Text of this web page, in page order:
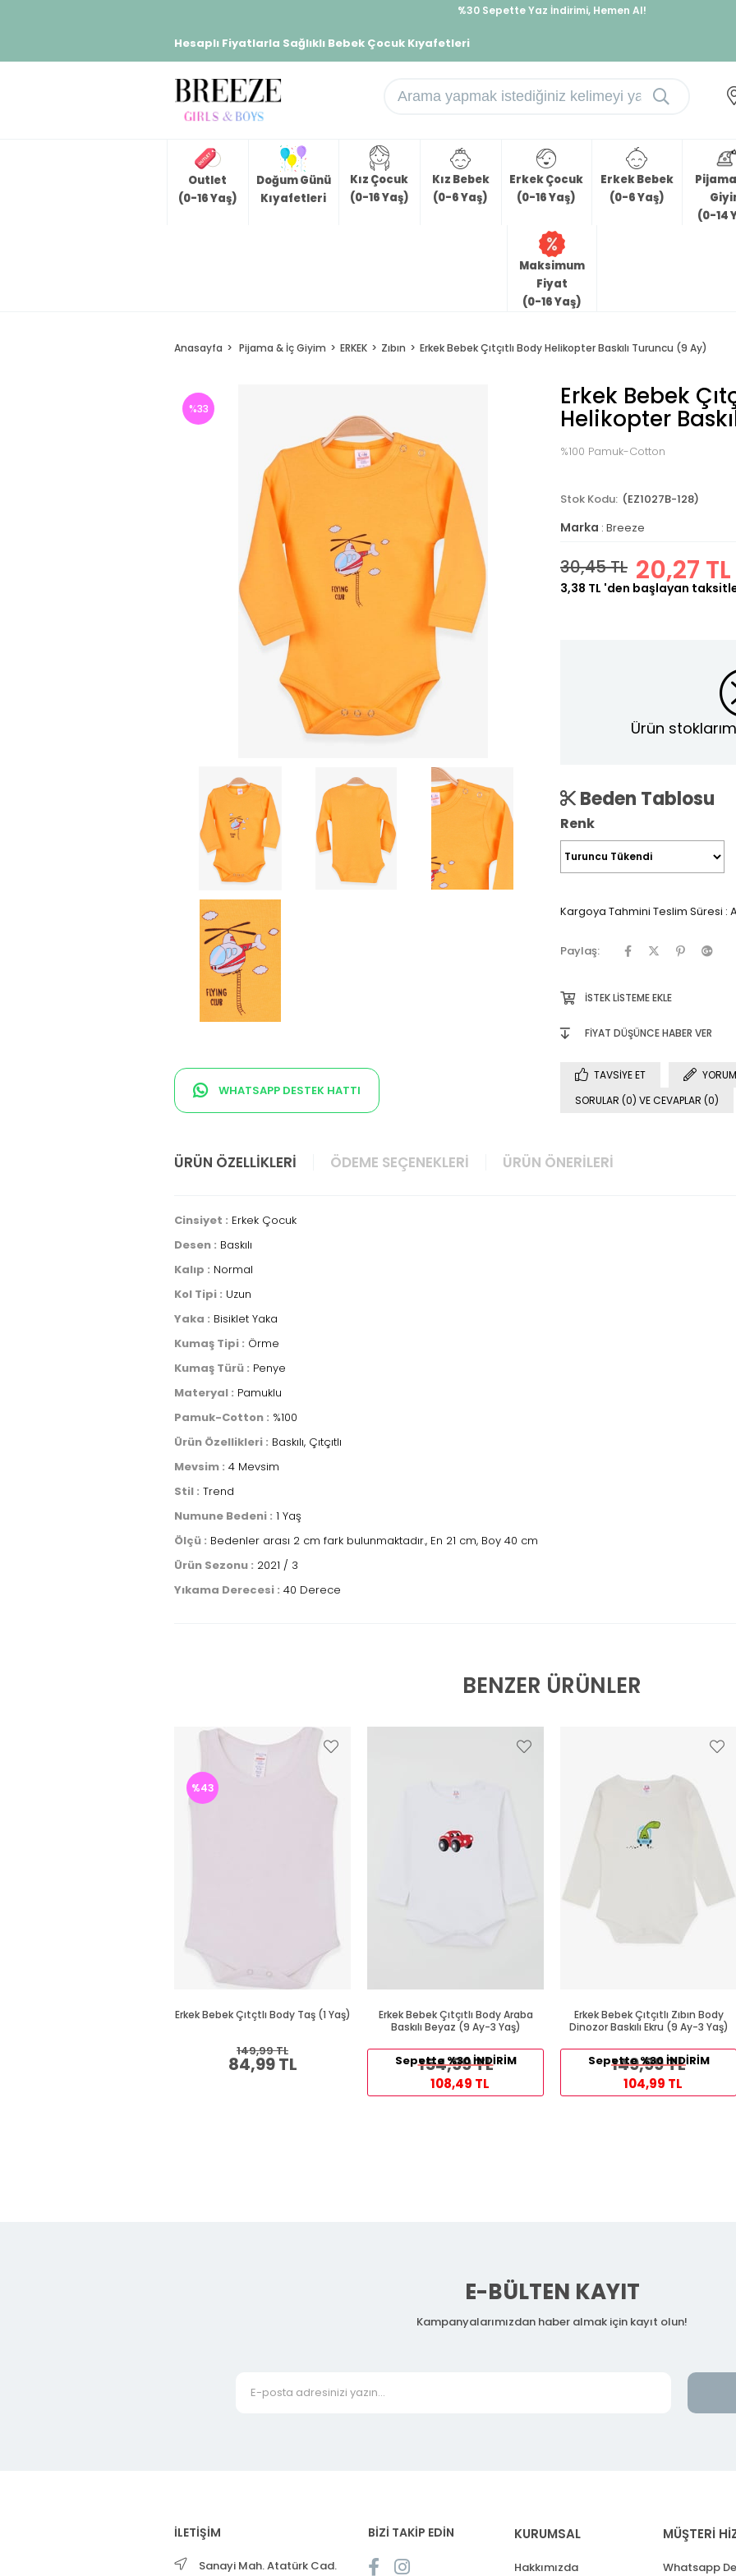
%30 Sepette Yaz İndirimi, Hemen Al!
Hesaplı Fiyatlarla Sağlıklı Bebek Çocuk Kıyafetleri
Outlet
(0-16 Yaş)
Doğum Günü
Kıyafetleri
Kız Çocuk
(0-16 Yaş)
Kız Bebek
(0-6 Yaş)
Erkek Çocuk
(0-16 Yaş)
Erkek Bebek
(0-6 Yaş)
(0-14
Maksimum
Fiyat
(0-16 Yaş)
Anasayfa Pijama & İç Giyim ERKEK Zıbın Erkek Bebek Çıtçıtlı Body Helikopter Baskılı Turuncu (9 Ay)
%33
WHATSAPP DESTEK HATTI
Erkek Bebek
Helikopter
%100 Pamuk-Cotton
(EZ1027B-128)
Marka : Breeze
30,45 TL 20,27 TL
3,38 TL 'den başlayan
Ürün
Beden Tablosu
Renk
Kargoya Tahmini Teslim Süresi :
Paylaş:
İSTEK LISTEME EKLE
FIYAT DÜŞÜNCE HABER VER
TAVSIYE ET
SORULAR (0) VE CEVAPLAR (0)
ÜRÜN ÖZELLIKLERI ÖDEME SEÇENEKLERI ÜRÜN ÖNERILERI
Cinsiyet : Erkek Çocuk
Desen : Baskılı
Kalıp : Normal
Kol Tipi : Uzun
Yaka : Bisiklet Yaka
Kumaş Tipi : Örme
Kumaş Türü : Penye
Materyal : Pamuklu
Pamuk-Cotton : %100
Ürün Özellikleri : Baskılı, Çıtçıtlı
Mevsim : 4 Mevsim
Stil : Trend
Numune Bedeni : 1 Yaş
Ölçü : Bedenler arası 2 cm fark bulunmaktadır., En 21 cm, Boy 40 cm
Ürün Sezonu : 2021 / 3
Yıkama Derecesi : 40 Derece
BENZER ÜRÜNLER
Erkek Bebek Çıtçtlı Body Taş (1 Yaş)
84,99 TL
149,99 TL
%43
Erkek Bebek Çıtçıtlı Body Araba
Baskılı Beyaz (9 Ay-3 Yaş)
154,99 TL
Sepette %30 İNDİRİM
108,49 TL
Erkek Bebek Çıtçıtlı Zıbın Body
Dinozor Baskılı Ekru (9 Ay-3 Yaş)
149,99 TL
Sepette %30 İNDİRİM
104,99 TL
E-BÜLTEN KAYIT
Kampanyalarımızdan haber almak için kayıt olun!
İLETİŞİM
Sanayi Mah. Atatürk Cad.
BİZİ TAKİP EDİN KURUMSAL
Hakkımızda
MÜŞTERİ
Whatsapp